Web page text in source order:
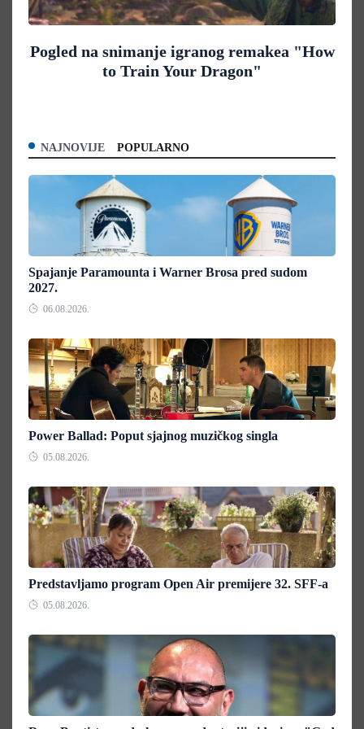
Pogled na snimanje igranog remakea "How
to Train Your Dragon"
NAJNOVIJE POPULARNO
Spajanje Paramounta i Warner Brosa pred sudom
2027.
06.08.2026.
Power Ballad: Poput sjajnog muzičkog singla
05.08.2026.
Predstavljamo program Open Air premijere 32. SFF-a
05.08.2026.